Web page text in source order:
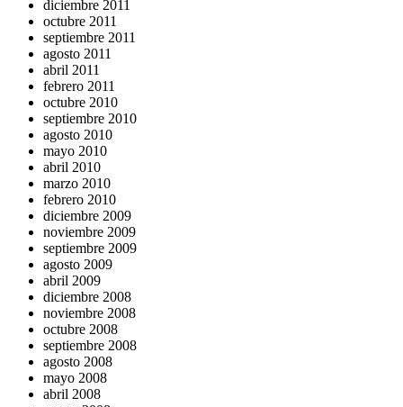
diciembre 2011
octubre 2011
septiembre 2011
agosto 2011
abril 2011
febrero 2011
octubre 2010
septiembre 2010
agosto 2010
mayo 2010
abril 2010
marzo 2010
febrero 2010
diciembre 2009
noviembre 2009
septiembre 2009
agosto 2009
abril 2009
diciembre 2008
noviembre 2008
octubre 2008
septiembre 2008
agosto 2008
mayo 2008
abril 2008